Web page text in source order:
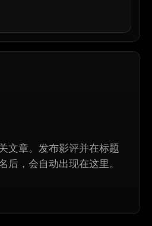
文章。发布影评并在标题
后，会自动出现在这里。